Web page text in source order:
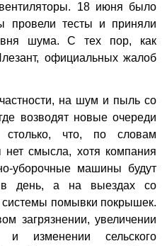
18 июня было
провели тесты и приняли
шума. С тех пор, как
официальных жалоб
на шум и пыль со
возводят новые очереди
что, по словам
смысла, хотя компания
уборочные машины будут
день, а на выездах со
системы помывки покрышек.
загрязнении, увеличении
и изменении сельского